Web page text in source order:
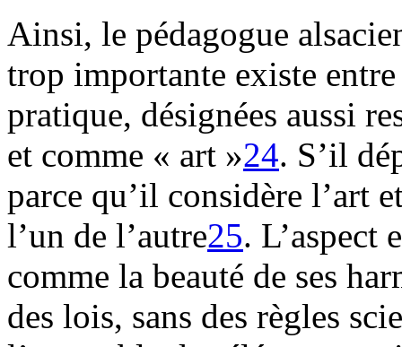
Ainsi, le pédagogue
trop importante existe
pratique, désignées aussi
et comme « art »24. S’il
parce qu’il considère l’art
l’un de l’autre25. L’aspect
comme la beauté de ses
des lois, sans des règles